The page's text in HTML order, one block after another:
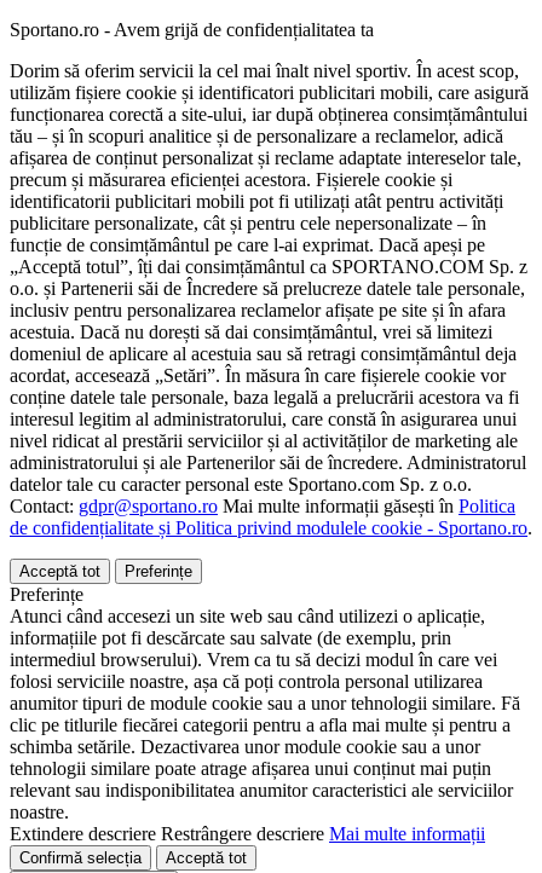
Sportano.ro - Avem grijă de confidențialitatea ta
Dorim să oferim servicii la cel mai înalt nivel sportiv. În acest scop,
utilizăm fișiere cookie și identificatori publicitari mobili, care asigură
funcționarea corectă a site-ului, iar după obținerea consimțământului
tău – și în scopuri analitice și de personalizare a reclamelor, adică
afișarea de conținut personalizat și reclame adaptate intereselor tale,
precum și măsurarea eficienței acestora. Fișierele cookie și
identificatorii publicitari mobili pot fi utilizați atât pentru activități
publicitare personalizate, cât și pentru cele nepersonalizate – în
funcție de consimțământul pe care l-ai exprimat. Dacă apeși pe
„Acceptă totul”, îți dai consimțământul ca SPORTANO.COM Sp. z
o.o. și Partenerii săi de Încredere să prelucreze datele tale personale,
inclusiv pentru personalizarea reclamelor afișate pe site și în afara
acestuia. Dacă nu dorești să dai consimțământul, vrei să limitezi
domeniul de aplicare al acestuia sau să retragi consimțământul deja
acordat, accesează „Setări”. În măsura în care fișierele cookie vor
conține datele tale personale, baza legală a prelucrării acestora va fi
interesul legitim al administratorului, care constă în asigurarea unui
nivel ridicat al prestării serviciilor și al activităților de marketing ale
administratorului și ale Partenerilor săi de încredere. Administratorul
datelor tale cu caracter personal este Sportano.com Sp. z o.o.
Contact: gdpr@sportano.ro Mai multe informații găsești în Politica
de confidențialitate și Politica privind modulele cookie - Sportano.ro.
Acceptă tot Preferințe
Preferințe
Atunci când accesezi un site web sau când utilizezi o aplicație,
informațiile pot fi descărcate sau salvate (de exemplu, prin
intermediul browserului). Vrem ca tu să decizi modul în care vei
folosi serviciile noastre, așa că poți controla personal utilizarea
anumitor tipuri de module cookie sau a unor tehnologii similare. Fă
clic pe titlurile fiecărei categorii pentru a afla mai multe și pentru a
schimba setările. Dezactivarea unor module cookie sau a unor
tehnologii similare poate atrage afișarea unui conținut mai puțin
relevant sau indisponibilitatea anumitor caracteristici ale serviciilor
noastre.
Extindere descriere Restrângere descriere Mai multe informații
Confirmă selecția
Acceptă tot